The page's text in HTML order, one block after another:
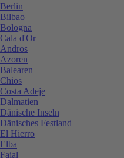
Berlin
Bilbao
Bologna
Cala d'Or
Andros
Azoren
Balearen
Chios
Costa Adeje
Dalmatien
Dänische Inseln
Dänisches Festland
El Hierro
Elba
Faial